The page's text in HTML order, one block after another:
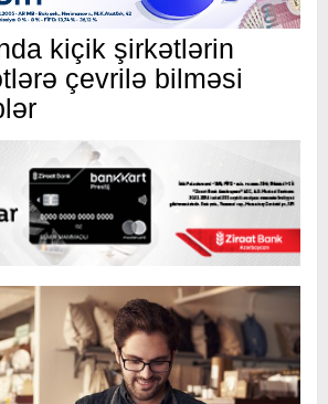
kiçik şirkətlərin
çevrilə bilməsi